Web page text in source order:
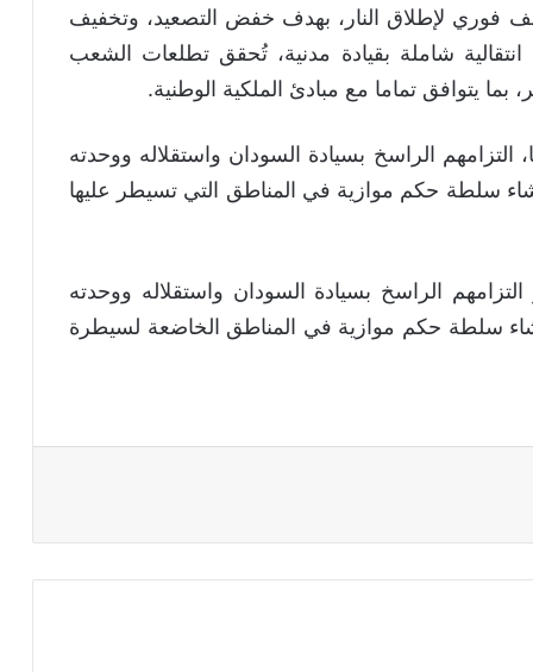
فوري لإطلاق النار، بهدف خفض التصعيد، وتخفيف
شاملة بقيادة مدنية، تُحقق تطلعات الشعب
يتوافق تماما مع مبادئ الملكية الوطنية.
الراسخ بسيادة السودان واستقلاله ووحدته
سلطة حكم موازية في المناطق التي تسيطر عليها
الراسخ بسيادة السودان واستقلاله ووحدته
سلطة حكم موازية في المناطق الخاضعة لسيطرة